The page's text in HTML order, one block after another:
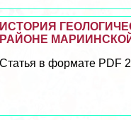
ИСТОРИЯ
РАЙОНЕ
Статья в формате PDF